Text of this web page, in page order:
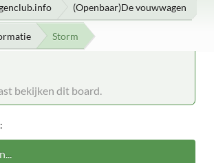
(Openbaar)De vouwwagen
Storm
bekijken dit board.